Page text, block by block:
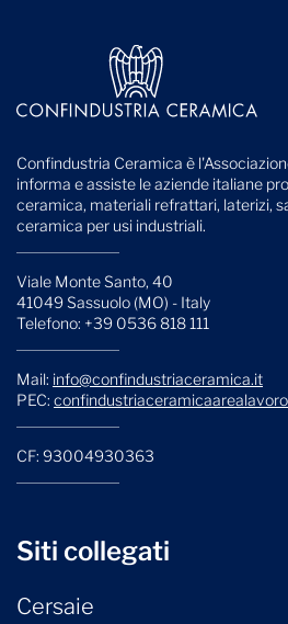
Confindustria Ceramica è
informa e assiste le aziende italiane
ceramica, materiali refrattari, laterizi,
ceramica per usi industriali.
Viale Monte Santo, 40
41049 Sassuolo (MO) - Italy
Telefono: +39 0536 818 111
Mail: info@confindustriaceramica.it
PEC:
CF: 93004930363
Siti collegati
Cersaie